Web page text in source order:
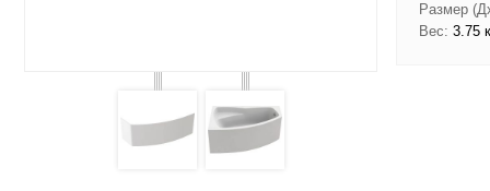
Размер
Вес: 3.75